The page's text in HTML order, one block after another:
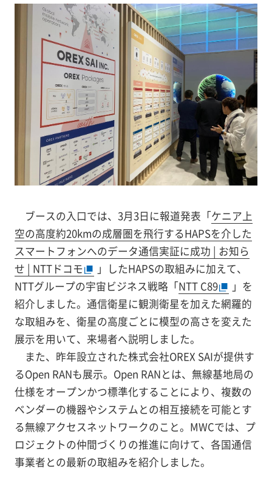
ブースの入口では、3月3日に報道発表「ケニア上
空の高度約20kmの成層圏を飛行するHAPSを介した
スマートフォンへのデータ通信実証に成功 | お知ら
せ | NTTドコモ
」したHAPSの取組みに加えて、
NTTグループの宇宙ビジネス戦略「NTT C89
」を
紹介しました。通信衛星に観測衛星を加えた網羅的
な取組みを、衛星の高度ごとに模型の高さを変えた
展示を用いて、来場者へ説明しました。
また、昨年設立された株式会社OREX SAIが提供す
るOpen RANも展示。Open RANとは、無線基地局の
仕様をオープンかつ標準化することにより、複数の
ベンダーの機器やシステムとの相互接続を可能とす
る無線アクセスネットワークのこと。MWCでは、プ
ロジェクトの仲間づくりの推進に向けて、各国通信
事業者との最新の取組みを紹介しました。